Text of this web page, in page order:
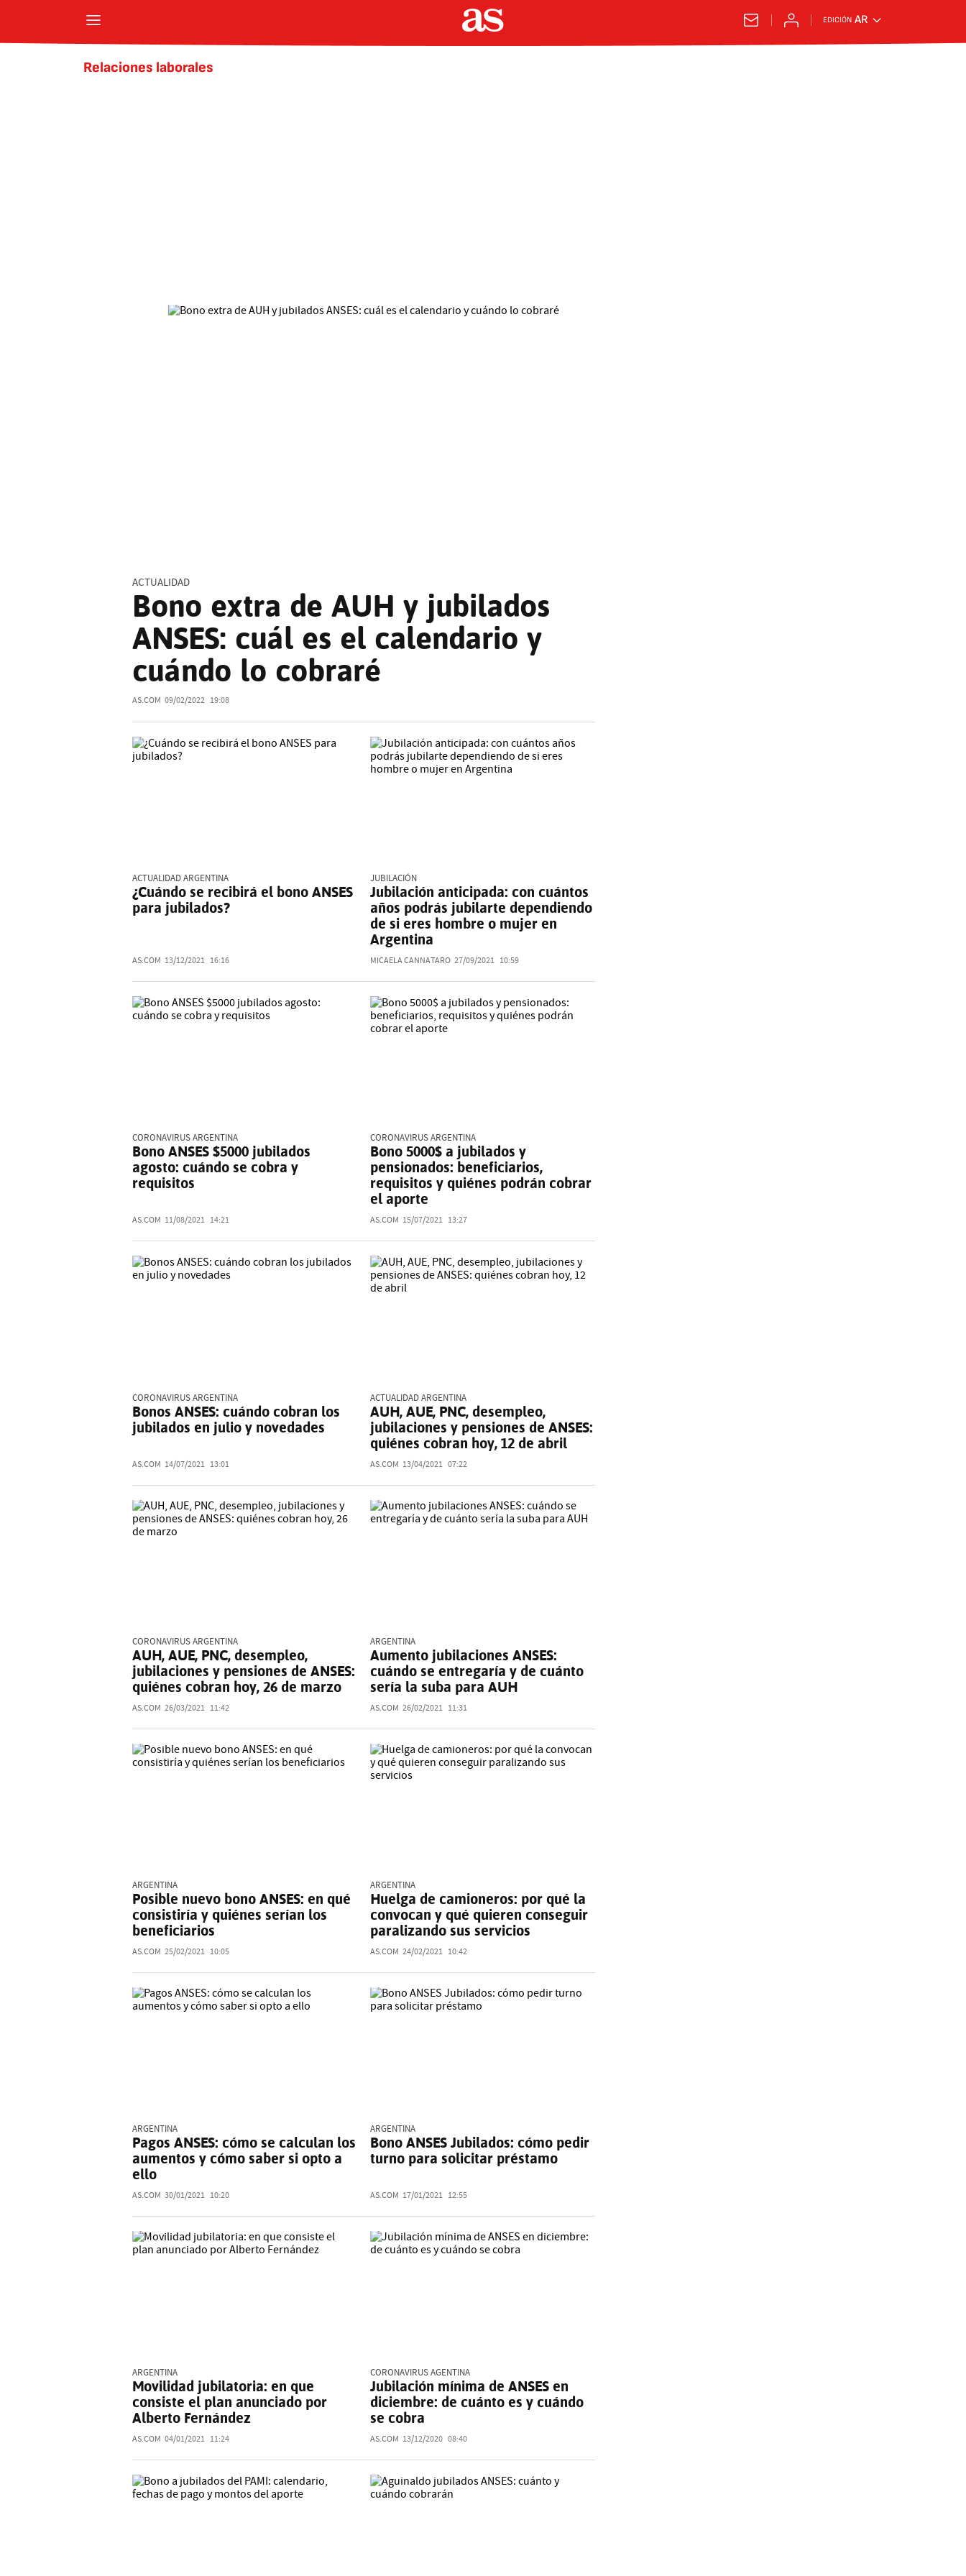
EDICIÓN AR
Relaciones laborales
ACTUALIDAD
Bono extra de AUH y jubilados
ANSES: cuál es el calendario y
cuándo lo cobraré
AS.COM 09/02/2022 19:08
ACTUALIDAD ARGENTINA
¿Cuándo se recibirá el bono ANSES
para jubilados?
AS.COM 13/12/2021 16:16
JUBILACIÓN
Jubilación anticipada: con cuántos
años podrás jubilarte dependiendo
de si eres hombre o mujer en
Argentina
MICAELA CANNATARO 27/09/2021 10:59
CORONAVIRUS ARGENTINA
Bono ANSES $5000 jubilados
agosto: cuándo se cobra y
requisitos
AS.COM 11/08/2021 14:21
CORONAVIRUS ARGENTINA
Bono 5000$ a jubilados y
pensionados: beneficiarios,
requisitos y quiénes podrán cobrar
el aporte
AS.COM 15/07/2021 13:27
CORONAVIRUS ARGENTINA
Bonos ANSES: cuándo cobran los
jubilados en julio y novedades
AS.COM 14/07/2021 13:01
ACTUALIDAD ARGENTINA
AUH, AUE, PNC, desempleo,
jubilaciones y pensiones de ANSES:
quiénes cobran hoy, 12 de abril
AS.COM 13/04/2021 07:22
CORONAVIRUS ARGENTINA
AUH, AUE, PNC, desempleo,
jubilaciones y pensiones de ANSES:
quiénes cobran hoy, 26 de marzo
AS.COM 26/03/2021 11:42
ARGENTINA
Aumento jubilaciones ANSES:
cuándo se entregaría y de cuánto
sería la suba para AUH
AS.COM 26/02/2021 11:31
ARGENTINA
Posible nuevo bono ANSES: en qué
consistiría y quiénes serían los
beneficiarios
AS.COM 25/02/2021 10:05
ARGENTINA
Huelga de camioneros: por qué la
convocan y qué quieren conseguir
paralizando sus servicios
AS.COM 24/02/2021 10:42
ARGENTINA
Pagos ANSES: cómo se calculan los
aumentos y cómo saber si opto a
ello
AS.COM 30/01/2021 10:20
ARGENTINA
Bono ANSES Jubilados: cómo pedir
turno para solicitar préstamo
AS.COM 17/01/2021 12:55
ARGENTINA
Movilidad jubilatoria: en que
consiste el plan anunciado por
Alberto Fernández
AS.COM 04/01/2021 11:24
CORONAVIRUS AGENTINA
Jubilación mínima de ANSES en
diciembre: de cuánto es y cuándo
se cobra
AS.COM 13/12/2020 08:40